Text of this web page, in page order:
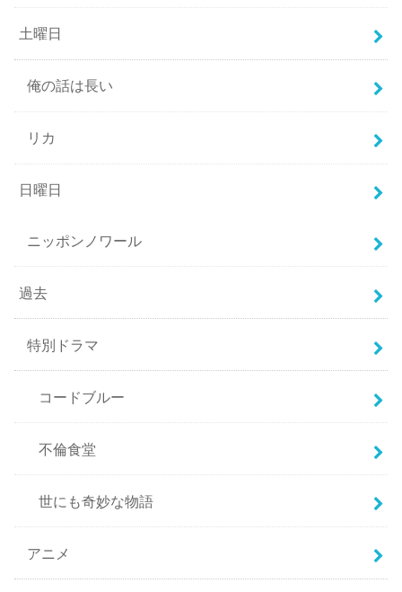
土曜日
俺の話は長い
リカ
日曜日
ニッポンノワール
過去
特別ドラマ
コードブルー
不倫食堂
世にも奇妙な物語
アニメ